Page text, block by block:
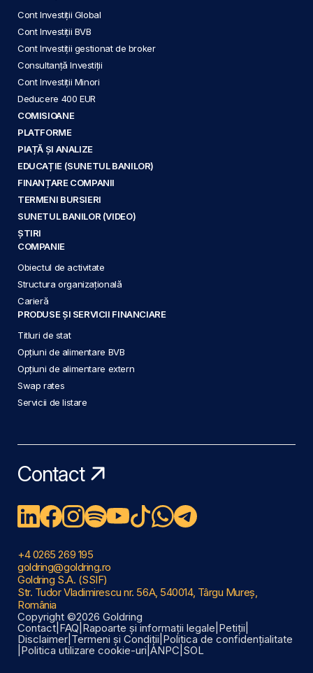
Cont Investiții Global
Cont Investiții BVB
Cont Investiții gestionat de broker
Consultanță Investiții
Cont Investiții Minori
Deducere 400 EUR
COMISIOANE
PLATFORME
PIAȚĂ ȘI ANALIZE
EDUCAȚIE (SUNETUL BANILOR)
FINANȚARE COMPANII
TERMENI BURSIERI
SUNETUL BANILOR (VIDEO)
ȘTIRI
COMPANIE
Obiectul de activitate
Structura organizațională
Carieră
PRODUSE ȘI SERVICII FINANCIARE
Titluri de stat
Opțiuni de alimentare BVB
Opțiuni de alimentare extern
Swap rates
Servicii de listare
Contact
+4 0265 269 195
goldring@goldring.ro
Goldring S.A. (SSIF)
Str. Tudor Vladimirescu nr. 56A, 540014, Târgu Mureș,
România
Copyright ©2026 Goldring
Contact FAQ Rapoarte și informații legale Petiții
Disclaimer Termeni și Condiții Politica de confidențialitate
Politica utilizare cookie-uri ANPC SOL